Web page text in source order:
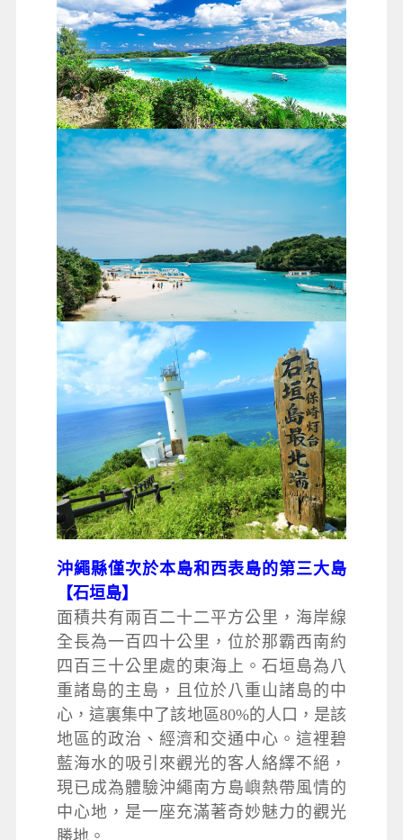
沖繩縣僅次於本島和西表島的第三大島
【石垣島】
面積共有兩百二十二平方公里，海岸線
全長為一百四十公里，位於那霸西南約
四百三十公里處的東海上。石垣島為八
重諸島的主島，且位於八重山諸島的中
心，這裏集中了該地區80%的人口，是該
地區的政治、經濟和交通中心。這裡碧
藍海水的吸引來觀光的客人絡繹不絕，
現已成為體驗沖繩南方島嶼熱帶風情的
中心地，是一座充滿著奇妙魅力的觀光
勝地。